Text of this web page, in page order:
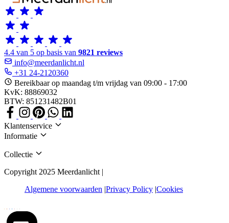
4.4 van 5 op basis van 9821 reviews
info@meerdanlicht.nl
+31 24-2120360
Bereikbaar op maandag t/m vrijdag van 09:00 - 17:00
KvK: 88869032
BTW: 851231482B01
Klantenservice
Informatie
Collectie
Copyright 2025 Meerdanlicht |
Algemene voorwaarden Privacy Policy Cookies